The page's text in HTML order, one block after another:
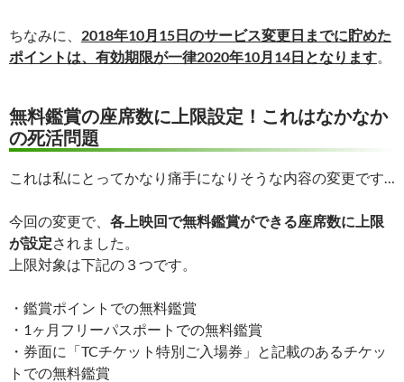
ちなみに、 2018年10月15日のサービス変更日までに貯めた
ポイントは、有効期限が一律2020年10月14日となります
無料鑑賞の座席数に上限設定！これはなかなか
の死活問題
これは私にとってかなり痛手になりそうな内容の変更です…
今回の変更で、 各上映回で無料鑑賞ができる座席数に上限
が設定されました。
上限対象は下記の３つです。
・鑑賞ポイントでの無料鑑賞
・1ヶ月フリーパスポートでの無料鑑賞
・券面に「TCチケット特別ご入場券」と記載のあるチケッ
トでの無料鑑賞